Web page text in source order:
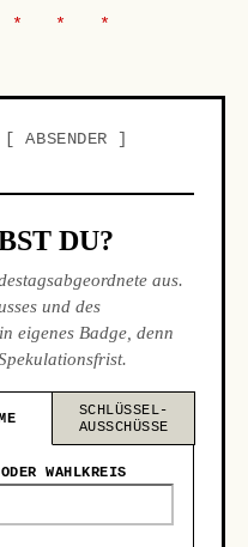
ABSENDER
DU?
aus.
und des
eigenes Badge, denn
SCHLÜSSEL-
AUSSCHÜSSE
WAHLKREIS